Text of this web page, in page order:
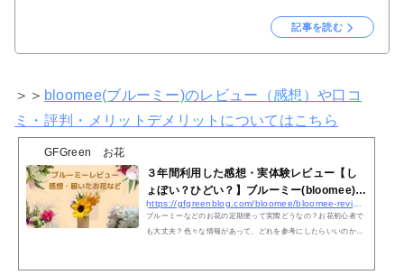
記事を読む
＞＞ bloomee(ブルーミー)のレビュー（感想）や口コ
ミ・評判・メリットデメリットについてはこちら
GFGreen お花
３年間利用した感想・実体験レビュー【し
ょぼい？ひどい？】ブルーミー(bloomee)
|...
ブルーミーなどのお花の定期便って実際どうなの？お花初心者で
も大丈夫？色々な情報があって、どれを参考にしたらいいのか分